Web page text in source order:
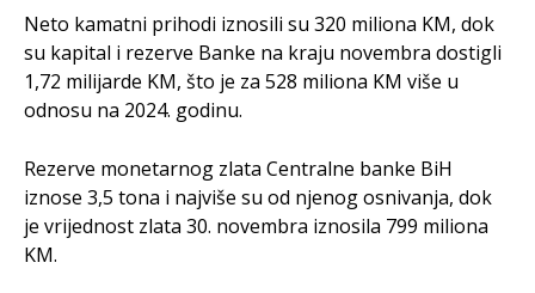
Neto kamatni prihodi iznosili su 320 miliona KM, dok
su kapital i rezerve Banke na kraju novembra dostigli
1,72 milijarde KM, što je za 528 miliona KM više u
odnosu na 2024. godinu.
Rezerve monetarnog zlata Centralne banke BiH
iznose 3,5 tona i najviše su od njenog osnivanja, dok
je vrijednost zlata 30. novembra iznosila 799 miliona
KM.